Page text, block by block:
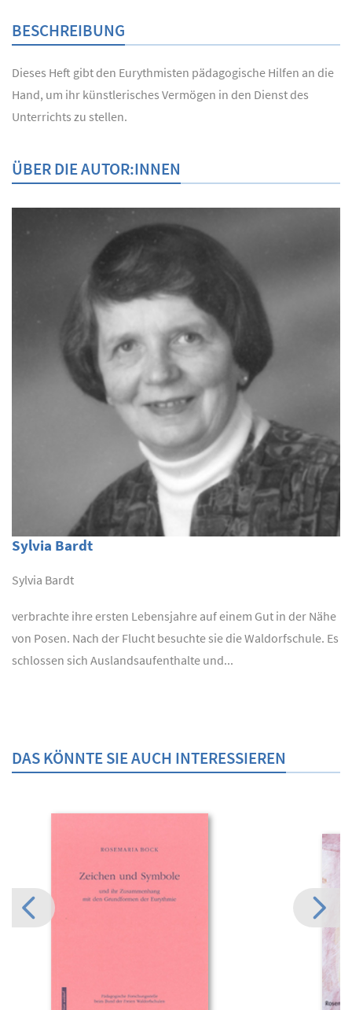
BESCHREIBUNG
Dieses Heft gibt den Eurythmisten pädagogische Hilfen an die
Hand, um ihr künstlerisches Vermögen in den Dienst des
Unterrichts zu stellen.
ÜBER DIE AUTOR:INNEN
Sylvia Bardt
Sylvia Bardt
verbrachte ihre ersten Lebensjahre auf einem Gut in der Nähe
von Posen. Nach der Flucht besuchte sie die Waldorfschule. Es
schlossen sich Auslandsaufenthalte und...
DAS KÖNNTE SIE AUCH INTERESSIEREN